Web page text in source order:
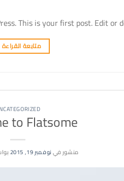
This is your first post. Edit
متابعة القراءة
to Flatsome
منشور فينوفمبر 19, 2015